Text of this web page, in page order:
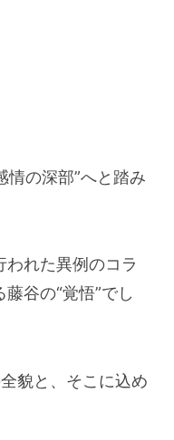
の深部”へと踏み
れた異例のコラ
谷の“覚悟”でし
貌と、そこに込め